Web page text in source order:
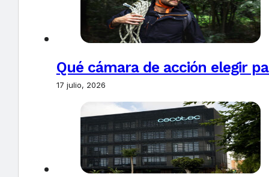
Qué cámara de acción elegir
17 julio, 2026